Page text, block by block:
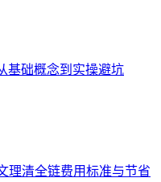
基础概念到实操避坑
理清全链费用标准与节省